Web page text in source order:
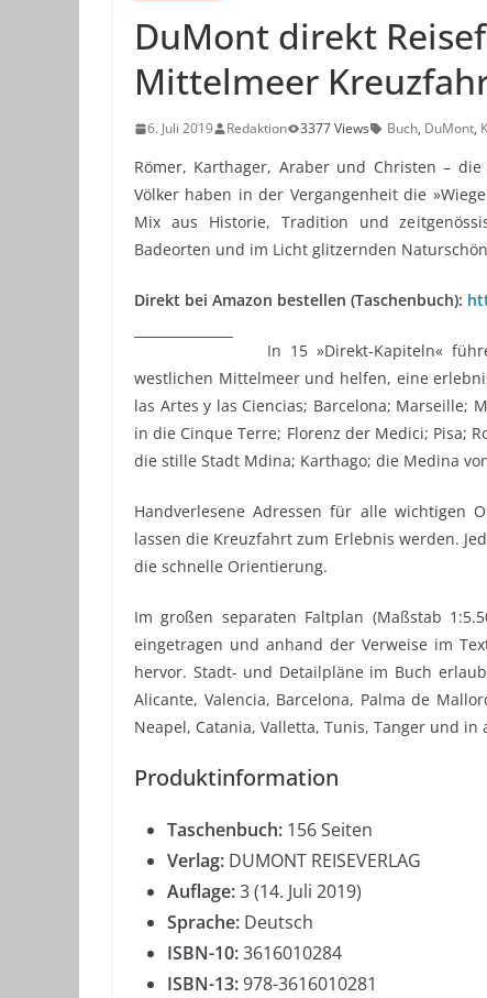
DuMont direkt
Mittelmeer
6. Juli 2019 Redaktion 3377 Views Buch, DuMont,
Römer, Karthager, Araber und Christen –
Völker haben in der Vergangenheit die
Mix aus Historie, Tradition und
Badeorten und im Licht glitzernden
Direkt bei Amazon bestellen (Taschenbuch):
In 15 »Direkt-Kapiteln«
westlichen Mittelmeer und helfen, eine
las Artes y las Ciencias; Barcelona; Marseille;
in die Cinque Terre; Florenz der Medici; Pisa;
die stille Stadt Mdina; Karthago; die Medina
Handverlesene Adressen für alle wichtigen
lassen die Kreuzfahrt zum Erlebnis werden.
die schnelle Orientierung.
Im großen separaten Faltplan (Maßstab
eingetragen und anhand der Verweise im
hervor. Stadt- und Detailpläne im Buch
Alicante, Valencia, Barcelona, Palma de
Neapel, Catania, Valletta, Tunis, Tanger und
Produktinformation
Taschenbuch: 156 Seiten
Verlag: DUMONT REISEVERLAG
Auflage:3 (14. Juli 2019)
Sprache: Deutsch
ISBN-10:3616010284
ISBN-13:978-3616010281